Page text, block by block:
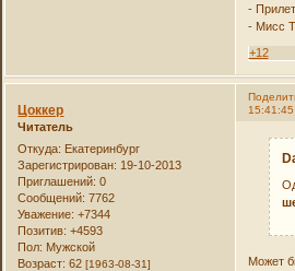
-
- Мисс
+12
15:41:45
Цоккер
Читатель
Откуда: Екатеринбург
Зарегистрирован: 19-10-2013
Приглашений: 0
Сообщений: 7762
Уважение: +7344
Позитив: +4593
Пол: Мужской
Возраст: 62[1963-08-31]
Может